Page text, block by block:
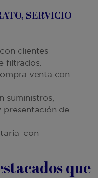
SERVICIO
clientes
filtrados.
venta con
suministros,
presentación de
con
que